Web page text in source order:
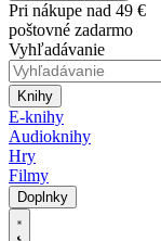
Pri nákupe nad 49 €
poštovné zadarmo
Vyhľadávanie
Knihy
E-knihy
Audioknihy
Hry
Filmy
Doplnky